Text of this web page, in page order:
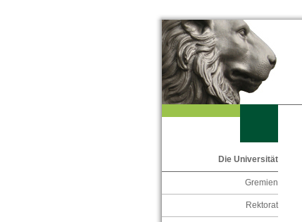
Die Universität
Gremien
Rektorat